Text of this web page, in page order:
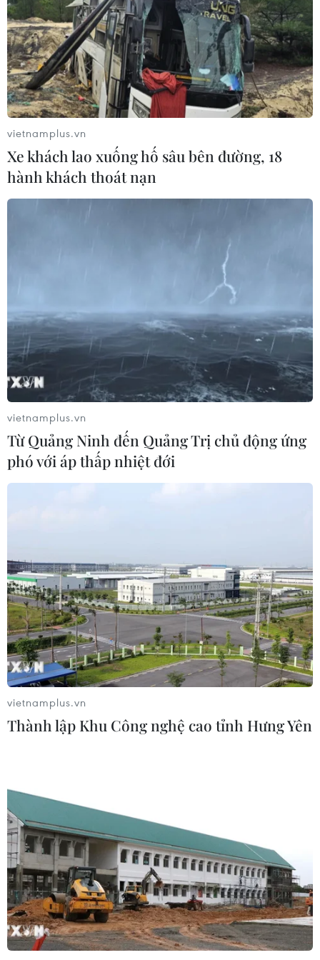
TIN CÙNG CHUYÊN MỤC
Trung Quốc hoàn thành bản đồ địa
Australia đề cao hợp tác với Việt Nam
vì hòa bình, ổn định và thịnh vượng
07/08/2026 07:09
Cựu Đại sứ Australia: Tầm nhìn hợp
vietnamplus.vn
Xe khách lao xuống hố sâu bên đường, 18
hành khách thoát nạn
vietnamplus.vn
Từ Quảng Ninh đến Quảng Trị chủ động ứng
phó với áp thấp nhiệt đới
vietnamplus.vn
Thành lập Khu Công nghệ cao tỉnh Hưng Yên